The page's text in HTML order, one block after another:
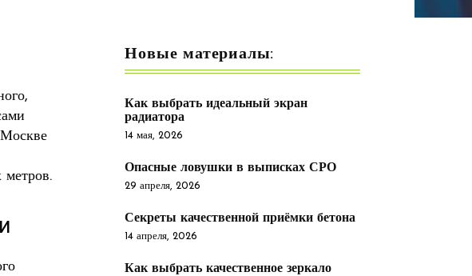
метров.
Новые материалы:
Как выбрать идеальный экран
радиатора
14 мая, 2026
Опасные ловушки в выписках СРО
29 апреля, 2026
Секреты качественной приёмки бетона
14 апреля, 2026
Как выбрать качественное зеркало